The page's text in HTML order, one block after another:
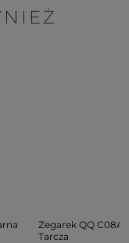
Zegarek QQ
Tarcza